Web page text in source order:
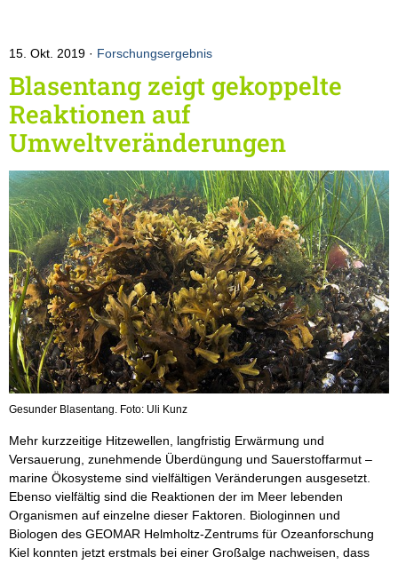
15. Okt. 2019 Forschungsergebnis
Blasentang zeigt gekoppelte
Reaktionen auf
Umweltveränderungen
Gesunder Blasentang. Foto: Uli Kunz
Mehr kurzzeitige Hitzewellen, langfristig Erwärmung und
Versauerung, zunehmende Überdüngung und Sauerstoffarmut –
marine Ökosysteme sind vielfältigen Veränderungen ausgesetzt.
Ebenso vielfältig sind die Reaktionen der im Meer lebenden
Organismen auf einzelne dieser Faktoren. Biologinnen und
Biologen des GEOMAR Helmholtz-Zentrums für Ozeanforschung
Kiel konnten jetzt erstmals bei einer Großalge nachweisen, dass